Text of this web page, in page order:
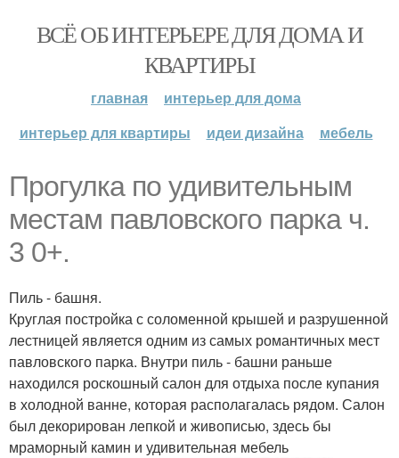
ВСЁ ОБ ИНТЕРЬЕРЕ ДЛЯ ДОМА И
КВАРТИРЫ
главная
интерьер для дома
интерьер для квартиры
идеи дизайна мебель
Прогулка по удивительным
местам павловского парка ч.
3 0+.
Пиль - башня.
Круглая постройка с соломенной крышей и разрушенной
лестницей является одним из самых романтичных мест
павловского парка. Внутри пиль - башни раньше
находился роскошный салон для отдыха после купания
в холодной ванне, которая располагалась рядом. Салон
был декорирован лепкой и живописью, здесь бы
мраморный камин и удивительная мебель